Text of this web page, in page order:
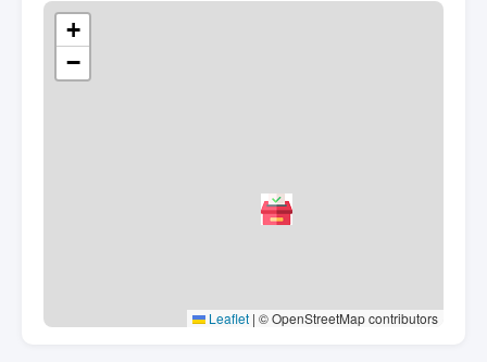
+
−
Leaflet | © OpenStreetMap contributors